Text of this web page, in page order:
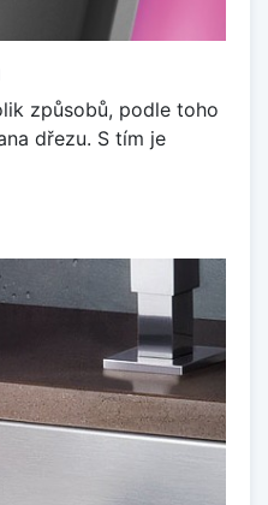
způsobů, podle toho
dřezu. S tím je